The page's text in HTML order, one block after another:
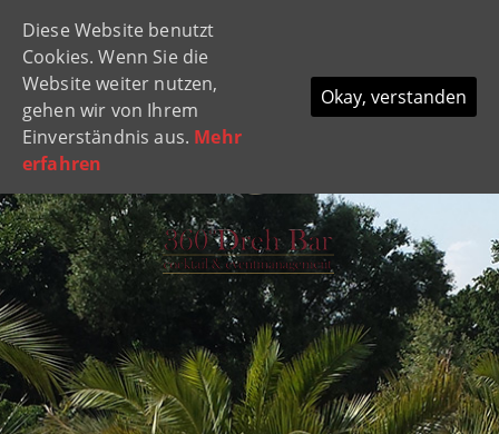
Diese Website benutzt
Cookies. Wenn Sie die
Website weiter nutzen,
gehen wir von Ihrem
Einverständnis aus. Mehr
erfahren
Okay, verstanden